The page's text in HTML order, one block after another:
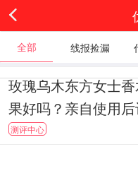
全部 线报捡漏
玫瑰乌木东方女士
果好吗？亲自使用
测评中心